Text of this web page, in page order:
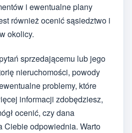
i ewentualne plany
również ocenić sąsiedztwo i
okolicy.
sprzedającemu lub jego
nieruchomości, powody
problemy, które
informacji zdobędziesz,
ocenić, czy dana
Ciebie odpowiednia. Warto